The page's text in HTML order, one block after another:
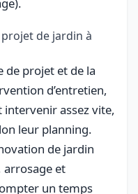
de jardin à
de projet et de la
d’entretien,
assez vite,
leur planning.
de jardin
arrosage et
un temps